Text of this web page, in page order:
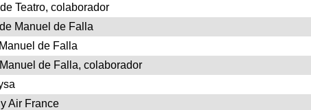
Teatro, colaborador
Manuel de Falla
de Falla
de Falla, colaborador
Air France